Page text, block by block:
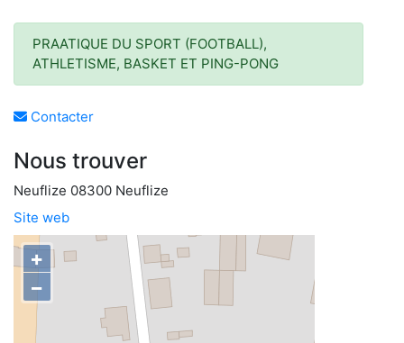
PRAATIQUE DU SPORT (FOOTBALL),
ATHLETISME, BASKET ET PING-PONG
Contacter
Nous trouver
Neuflize 08300 Neuflize
Site web
+
−